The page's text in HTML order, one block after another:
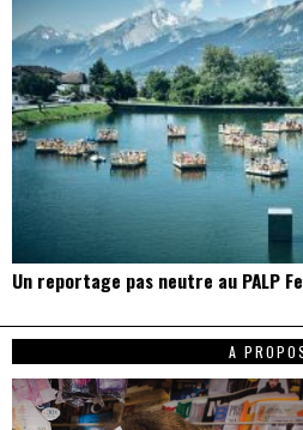
Un reportage pas neutre au PALP
A